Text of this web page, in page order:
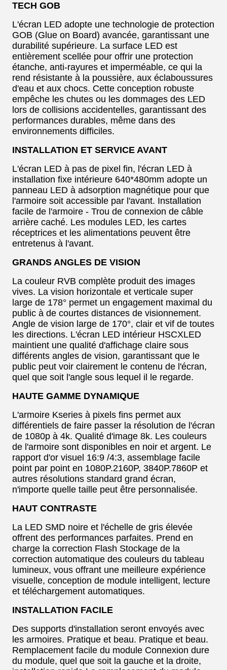
TECH GOB
L'écran LED adopte une technologie de protection
GOB (Glue on Board) avancée, garantissant une
durabilité supérieure. La surface LED est
entièrement scellée pour offrir une protection
étanche, anti-rayures et imperméable, ce qui la
rend résistante à la poussière, aux éclaboussures
d'eau et aux chocs. Cette conception robuste
empêche les chutes ou les dommages des LED
lors de collisions accidentelles, garantissant des
performances durables, même dans des
environnements difficiles.
INSTALLATION ET SERVICE AVANT
L'écran LED à pas de pixel fin, l'écran LED à
installation fixe intérieure 640*480mm adopte un
panneau LED à adsorption magnétique pour que
l'armoire soit accessible par l'avant. Installation
facile de l'armoire - Trou de connexion de câble
arrière caché. Les modules LED, les cartes
réceptrices et les alimentations peuvent être
entretenus à l'avant.
GRANDS ANGLES DE VISION
La couleur RVB complète produit des images
vives. La vision horizontale et verticale super
large de 178° permet un engagement maximal du
public à de courtes distances de visionnement.
Angle de vision large de 170°, clair et vif de toutes
les directions. L'écran LED intérieur HSCXLED
maintient une qualité d'affichage claire sous
différents angles de vision, garantissant que le
public peut voir clairement le contenu de l'écran,
quel que soit l'angle sous lequel il le regarde.
HAUTE GAMME DYNAMIQUE
L'armoire Kseries à pixels fins permet aux
différentiels de faire passer la résolution de l'écran
de 1080p à 4k. Qualité d'image 8k. Les couleurs
de l'armoire sont disponibles en noir et argent. Le
rapport d'or visuel 16:9 /4:3, assemblage facile
point par point en 1080P.2160P, 3840P.7860P et
autres résolutions standard grand écran,
n'importe quelle taille peut être personnalisée.
HAUT CONTRASTE
La LED SMD noire et l'échelle de gris élevée
offrent des performances parfaites. Prend en
charge la correction Flash Stockage de la
correction automatique des couleurs du tableau
lumineux, vous offrant une meilleure expérience
visuelle, conception de module intelligent, lecture
et téléchargement automatiques.
INSTALLATION FACILE
Des supports d'installation seront envoyés avec
les armoires. Pratique et beau. Pratique et beau.
Remplacement facile du module Connexion dure
du module, quel que soit la gauche et la droite,